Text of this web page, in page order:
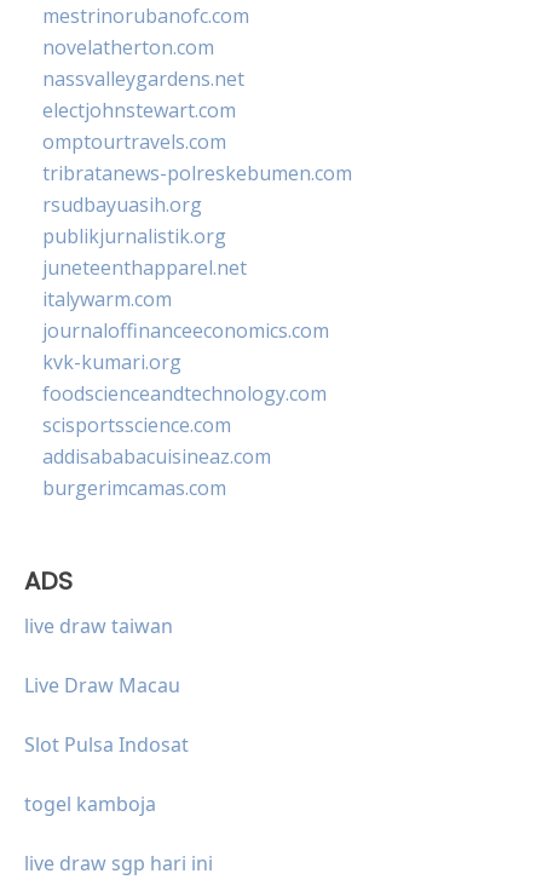
mestrinorubanofc.com
novelatherton.com
nassvalleygardens.net
electjohnstewart.com
omptourtravels.com
tribratanews-polreskebumen.com
rsudbayuasih.org
publikjurnalistik.org
juneteenthapparel.net
italywarm.com
journaloffinanceeconomics.com
kvk-kumari.org
foodscienceandtechnology.com
scisportsscience.com
addisababacuisineaz.com
burgerimcamas.com
ADS
live draw taiwan
Live Draw Macau
Slot Pulsa Indosat
togel kamboja
live draw sgp hari ini